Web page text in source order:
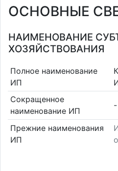
ОСНОВНЫЕ
НАИМЕНОВАНИЕ
ХОЗЯЙСТВОВАНИЯ
Полное наименование
ИП
Сокращенное
наименование ИП
-
Прежние наименования
ИП